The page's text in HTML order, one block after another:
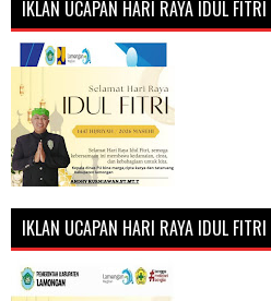
IKLAN UCAPAN HARI RAYA IDUL FITRI
IKLAN UCAPAN HARI RAYA IDUL FITRI